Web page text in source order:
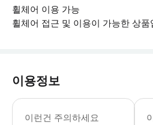
휠체어 이용 가능
휠체어 접근 및 이용이 가능한 상품
이용정보
이런건 주의하세요
▶ 꼭